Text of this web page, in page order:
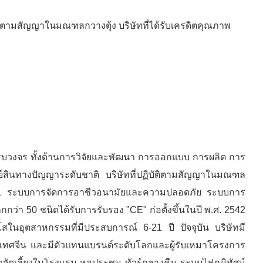
ามสัญญาในมณฑลกวางตุ้ง บริษัทที่ได้รับเครดิตคุณภาพ
วงจร ทั้งด้านการวิจัยและพัฒนา การออกแบบ การผลิต การ
สินทางปัญญาระดับชาติ บริษัทที่ปฏิบัติตามสัญญาในมณฑล
ะบบการจัดการอาชีวอนามัยและความปลอดภัย ระบบการ
ว่า 50 ชนิดได้รับการรับรอง "CE" ก่อตั้งขึ้นในปี พ.ศ. 2542
สในอุตสาหกรรมที่มีประสบการณ์ 6-21 ปี ปัจจุบัน บริษัทมี
ศจีน และมีตัวแทนแบรนด์ระดับโลกและผู้รับเหมาโครงการ